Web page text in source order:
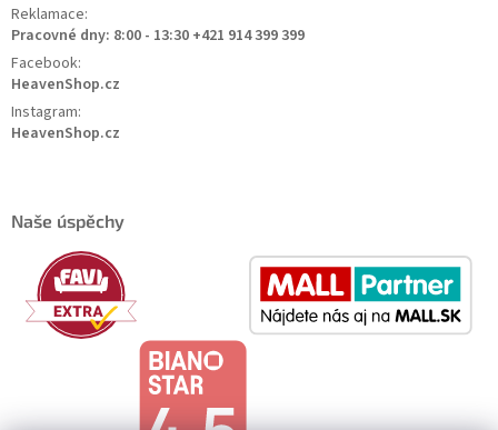
Reklamace:
Pracovné dny: 8:00 - 13:30 +421 914 399 399
Facebook:
HeavenShop.cz
Instagram:
HeavenShop.cz
Naše úspěchy